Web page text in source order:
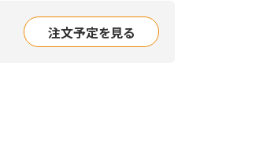
注文予定を見る